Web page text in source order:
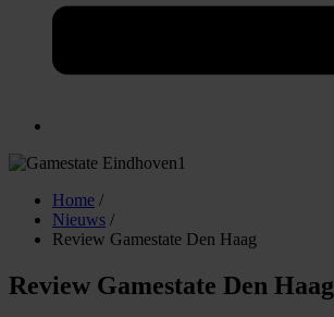
Home /
Nieuws /
Review Gamestate Den Haag
Review Gamestate Den Haag